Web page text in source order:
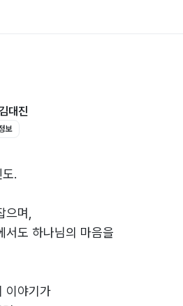
서와 룻기 -
165
대진
보
.
으며,
서도 하나님의 마음을
이야기가